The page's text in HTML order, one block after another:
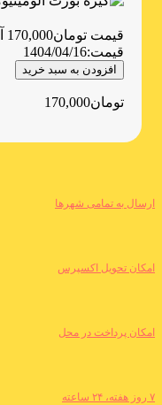
قیمت تومان170,000
قیمت:1404/04/16
افزودن به سبد خرید
تومان170,000
ارسال به تمامی شهرها
امکان تحویل اکسپرس
امکان پرداخت در محل
۷ روز هفته، ۲۴ ساعته